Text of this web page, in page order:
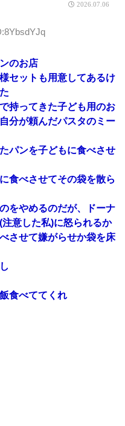
2026.07.06
のお店
セットも用意してあるけ
持ってきた子ども用のお
分が頼んだパスタのミー
パンを子どもに食べさせ
食べさせてその袋を散ら
をやめるのだが、ドーナ
意した私)に怒られるか
させて嫌がらせか袋を床
食べててくれ